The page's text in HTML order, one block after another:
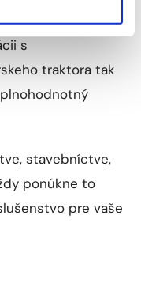
sústavou
s
traktora tak
stavebníctve,
ponúkne to
pre vaše